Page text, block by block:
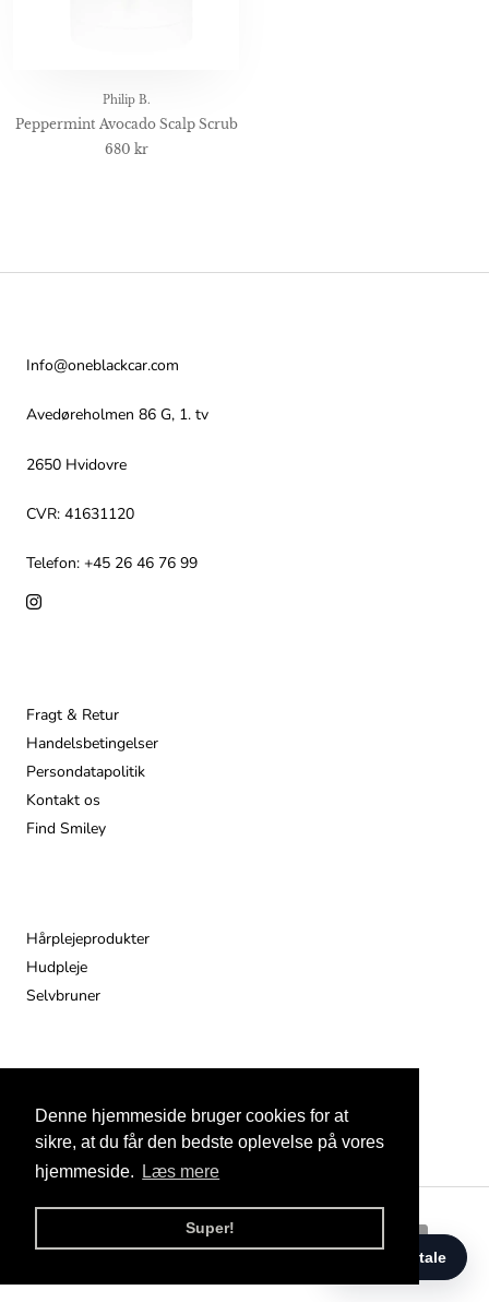
Denne hjemmeside bruger cookies for at
sikre, at du får den bedste oplevelse på vores
hjemmeside.
Læs mere
Super!
Philip B.
Peppermint Avocado Scalp Scrub
680 kr
Info@oneblackcar.com
Avedøreholmen 86 G, 1. tv
2650 Hvidovre
CVR: 41631120
Telefon: +45 26 46 76 99
Fragt & Retur
Handelsbetingelser
Persondatapolitik
Kontakt os
Find Smiley
Hårplejeprodukter
Hudpleje
Selvbruner
© 2026